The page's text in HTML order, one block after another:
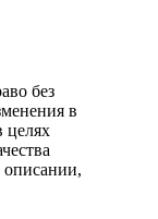
без
в
целях